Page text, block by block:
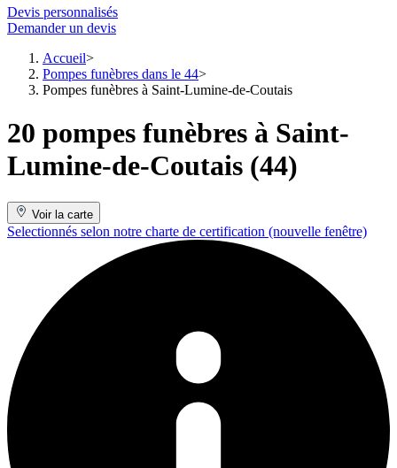
Devis personnalisés
Demander un devis
Accueil
Pompes funèbres dans le 44
Pompes funèbres à Saint-Lumine-de-Coutais
20 pompes funèbres à Saint-
Lumine-de-Coutais (44)
Voir la carte
Selectionnés selon notre charte de certification (nouvelle fenêtre)